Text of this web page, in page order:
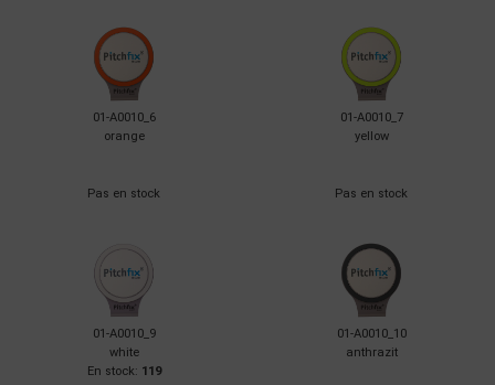
01-A0010_6
orange
Pas en stock
01-A0010_7
yellow
Pas en stock
01-A0010_9
white
En stock: 119
01-A0010_10
anthrazit